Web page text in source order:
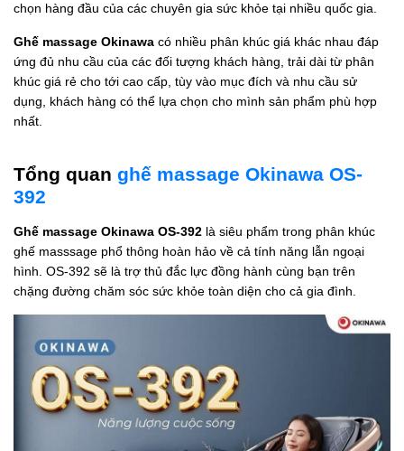
chọn hàng đầu của các chuyên gia sức khỏe tại nhiều quốc gia.
Ghế massage Okinawa có nhiều phân khúc giá khác nhau đáp
ứng đủ nhu cầu của các đối tượng khách hàng, trải dài từ phân
khúc giá rẻ cho tới cao cấp, tùy vào mục đích và nhu cầu sử
dụng, khách hàng có thể lựa chọn cho mình sản phẩm phù hợp
nhất.
Tổng quan ghế massage Okinawa OS-
392
Ghế massage Okinawa OS-392 là siêu phẩm trong phân khúc
ghế masssage phổ thông hoàn hảo về cả tính năng lẫn ngoại
hình. OS-392 sẽ là trợ thủ đắc lực đồng hành cùng bạn trên
chặng đường chăm sóc sức khỏe toàn diện cho cả gia đình.